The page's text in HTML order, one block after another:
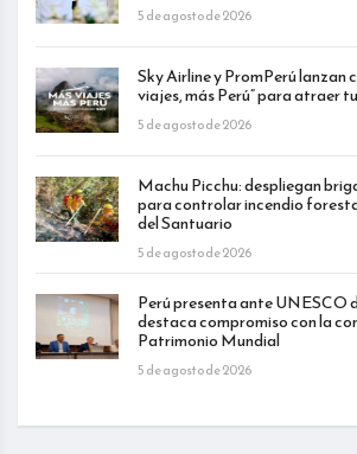
5 de agosto de 2026
Sky Airline y PromPerú lanzan
viajes, más Perú” para atraer
5 de agosto de 2026
Machu Picchu: despliegan
para controlar incendio
del Santuario
5 de agosto de 2026
Perú presenta ante UNESCO
destaca compromiso con la
Patrimonio Mundial
5 de agosto de 2026